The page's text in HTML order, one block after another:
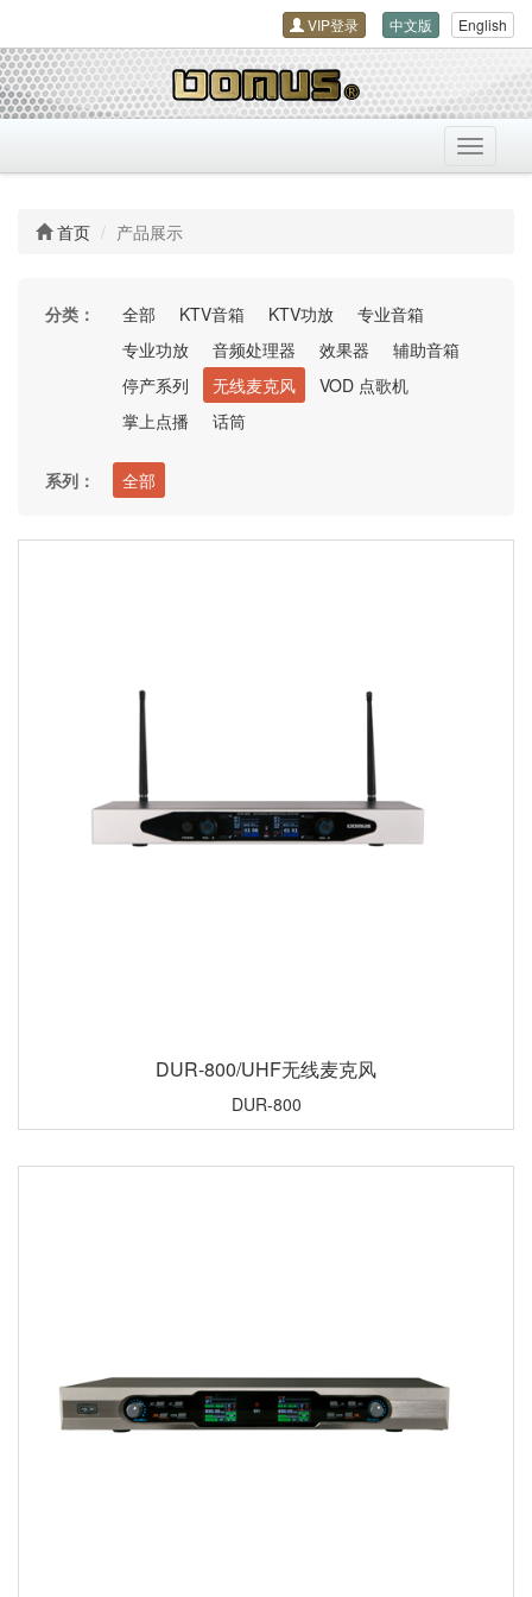
VIP登录 中文版 English
导
航
首页 产品展示
分类： 全部 KTV音箱 KTV功放
专业音箱
专业功放
音频处理器 效果器
辅助音箱
停产系列
无线麦克风
VOD 点歌机
掌上点播
话筒
系列： 全部
DUR-800/UHF无线麦克风
DUR-800